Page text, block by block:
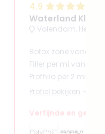
4.9
Waterland
Volendam,
Botox zone vanaf
Filler per ml vanaf
Profhilo per 2 ml
Profiel bekijken
Verfijnde en